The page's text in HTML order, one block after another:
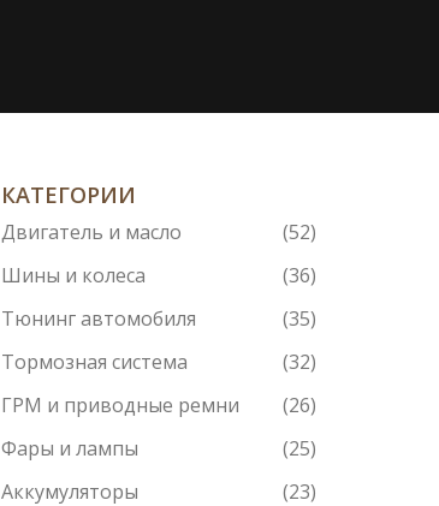
КАТЕГОРИИ
Двигатель и масло
(52)
Шины и колеса
(36)
Тюнинг автомобиля
(35)
Тормозная система
(32)
ГРМ и приводные ремни
(26)
Фары и лампы
(25)
Аккумуляторы
(23)